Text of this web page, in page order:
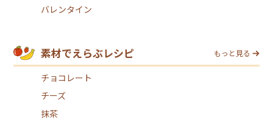
バレンタイン
素材でえらぶレシピ もっと見る
チョコレート
チーズ
抹茶